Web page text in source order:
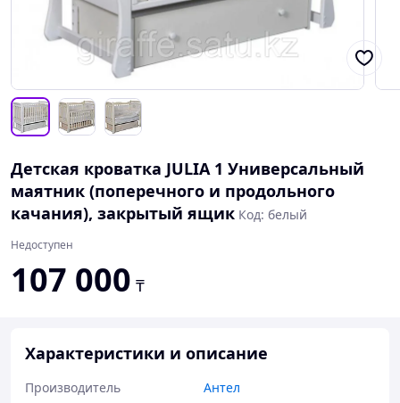
Детская кроватка JULIA 1 Универсальный
маятник (поперечного и продольного
качания), закрытый ящик Код: белый
Недоступен
107 000 ₸
Характеристики и описание
Производитель
Антел